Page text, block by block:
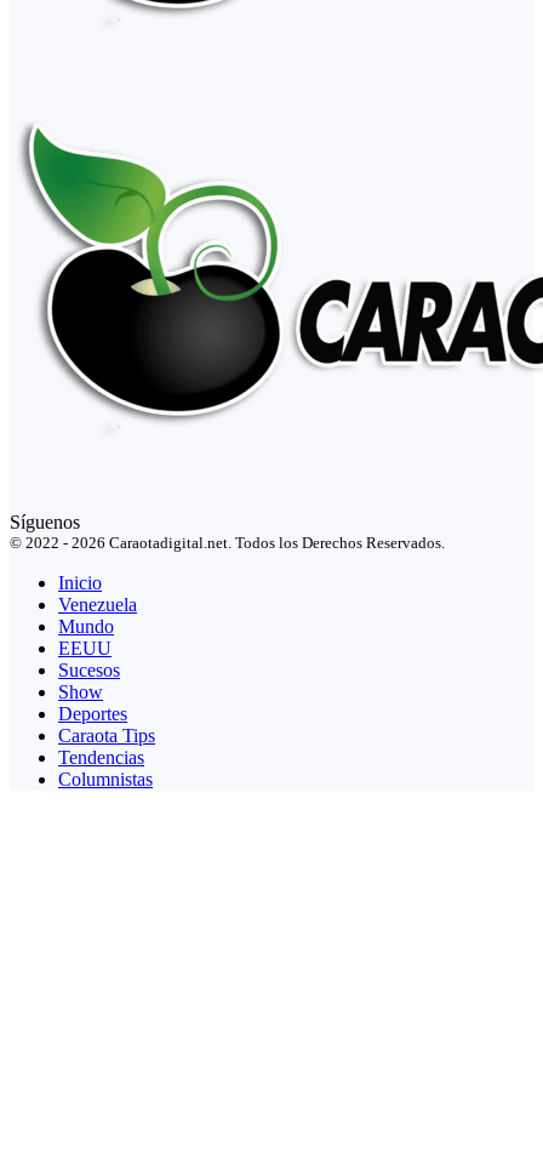
Síguenos
© 2022 - 2026 Caraotadigital.net. Todos los Derechos Reservados.
Inicio
Venezuela
Mundo
EEUU
Sucesos
Show
Deportes
Caraota Tips
Tendencias
Columnistas